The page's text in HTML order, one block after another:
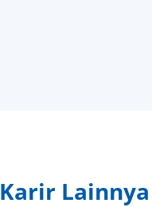
Karir Lainnya